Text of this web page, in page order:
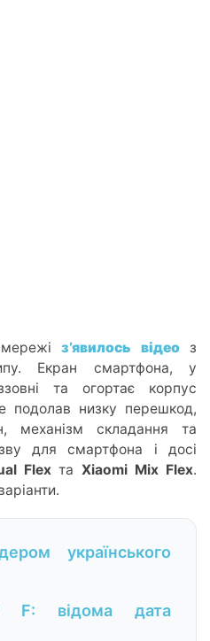
мережіз’явилось відеоз
Екран смартфона, у
та огортає корпус
подолав низку перешкод,
механізм складання та
для смартфона і досі
Flex та Xiaomi Mix Flex.
українського
F: відома дата